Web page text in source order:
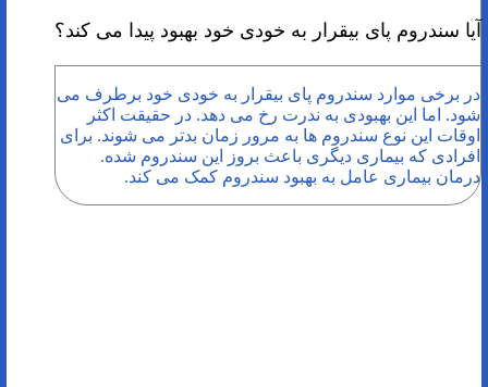
آیا سندروم پای بیقرار به خودی خود بهبود پیدا می کند؟
در برخی موارد سندروم پای بیقرار به خودی خود برطرف می
شود. اما این بهبودی به ندرت رخ می دهد. در حقیقت اکثر
اوقات این نوع سندروم ها به مرور زمان بدتر می شوند. برای
افرادی که بیماری دیگری باعث بروز این سندروم شده.
درمان بیماری عامل به بهبود سندروم کمک می کند.